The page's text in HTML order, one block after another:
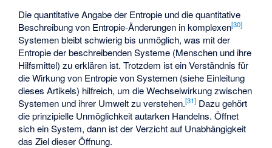
Die quantitative Angabe der Entropie und die quantitative
Beschreibung von Entropie-Änderungen in komplexen[30]
Systemen bleibt schwierig bis unmöglich, was mit der
Entropie der beschreibenden Systeme (Menschen und ihre
Hilfsmittel) zu erklären ist. Trotzdem ist ein Verständnis für
die Wirkung von Entropie von Systemen (siehe Einleitung
dieses Artikels) hilfreich, um die Wechselwirkung zwischen
Systemen und ihrer Umwelt zu verstehen.[31] Dazu gehört
die prinzipielle Unmöglichkeit autarken Handelns. Öffnet
sich ein System, dann ist der Verzicht auf Unabhängigkeit
das Ziel dieser Öffnung.